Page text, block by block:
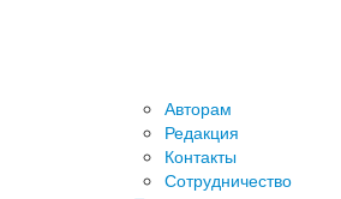
Авторам
Редакция
­Контакты
Сотрудничество